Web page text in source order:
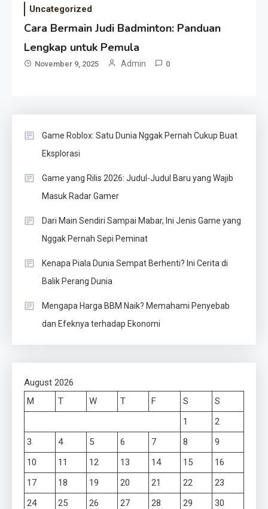
Uncategorized
Cara Bermain Judi Badminton: Panduan
Lengkap untuk Pemula
November 9, 2025 Admin 0
Game Roblox: Satu Dunia Nggak Pernah Cukup Buat
Eksplorasi
Game yang Rilis 2026: Judul-Judul Baru yang Wajib
Masuk Radar Gamer
Dari Main Sendiri Sampai Mabar, Ini Jenis Game yang
Nggak Pernah Sepi Peminat
Kenapa Piala Dunia Sempat Berhenti? Ini Cerita di
Balik Perang Dunia
Mengapa Harga BBM Naik? Memahami Penyebab
dan Efeknya terhadap Ekonomi
August 2026
M
T W T F S
S
1
2
3
4 5 6 7 8
9
10
11 12 13 14 15
16
17
18 19 20 21 22
23
24
25 26 27 28 29 30